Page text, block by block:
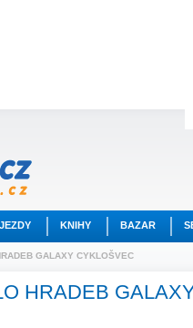
KNIHY BAZAR
GALAXY CYKLOŠVEC
HRADEB